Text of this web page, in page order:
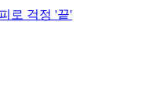
로 걱정 '끝'